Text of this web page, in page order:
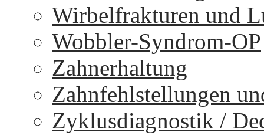
Wirbelfrakturen und
Wobbler-Syndrom-OP
Zahnerhaltung
Zahnfehlstellungen
Zyklusdiagnostik /